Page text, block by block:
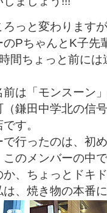
っと変わりますが
のPちゃんとK子先
間ちょっと前に
は「モンスーン」
鎌田中学北の信
す。
行ったのは、初め
このメンバーの中
、ちょっとドキド
は、焼き物の本番